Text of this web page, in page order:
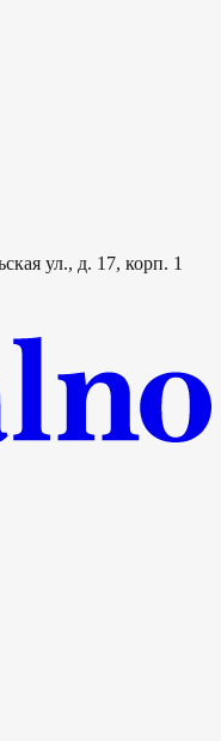
ул., д. 17, корп. 1